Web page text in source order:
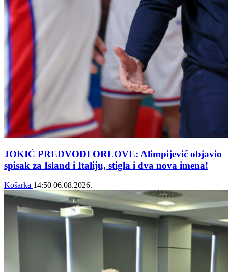
JOKIĆ PREDVODI ORLOVE: Alimpijević objavio
spisak za Island i Italiju, stigla i dva nova imena!
Košarka 14:50 06.08.2026.